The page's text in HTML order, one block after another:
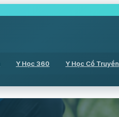
Y Học 360 Y Học Cổ Truyền